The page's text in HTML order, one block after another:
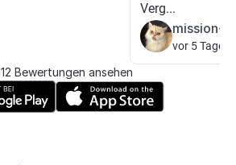
Verg...
mission-
vor 5 Tagen
Bewertungen ansehen